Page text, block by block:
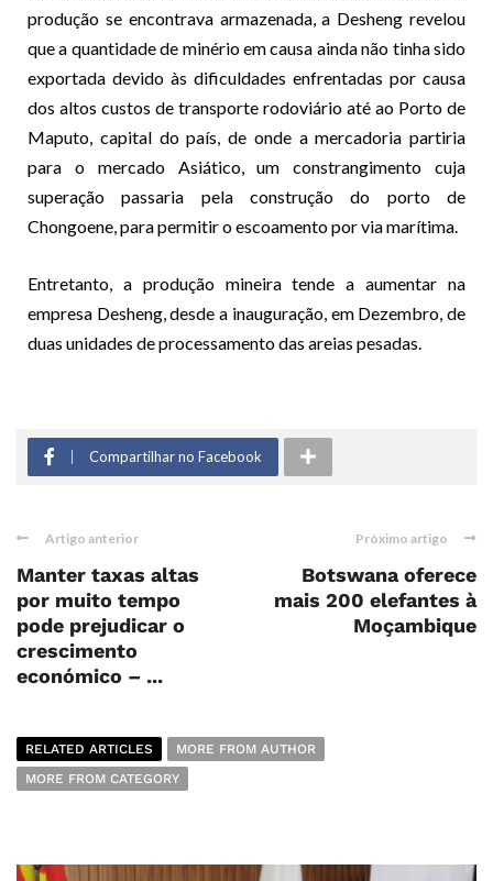
produção se encontrava armazenada, a Desheng revelou
que a quantidade de minério em causa ainda não tinha sido
exportada devido às dificuldades enfrentadas por causa
dos altos custos de transporte rodoviário até ao Porto de
Maputo, capital do país, de onde a mercadoria partiria
para o mercado Asiático, um constrangimento cuja
superação passaria pela construção do porto de
Chongoene, para permitir o escoamento por via marítima.
Entretanto, a produção mineira tende a aumentar na
empresa Desheng, desde a inauguração, em Dezembro, de
duas unidades de processamento das areias pesadas.
Compartilhar no Facebook
Artigo anterior
Manter taxas altas
por muito tempo
pode prejudicar o
crescimento
económico – ...
Próximo artigo
Botswana oferece
mais 200 elefantes à
Moçambique
RELATED ARTICLES
MORE FROM AUTHOR
MORE FROM CATEGORY